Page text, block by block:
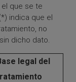
el que se te
indica que el
no
dicho dato.
legal del